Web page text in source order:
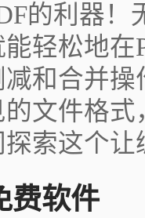
的利器！
轻松地
和合并
文件格
索这个
费软件